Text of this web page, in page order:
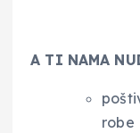
A TI NAMA
robe